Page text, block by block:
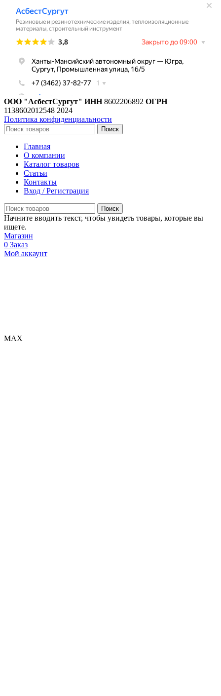
ООО "АсбестСургут" ИНН8602206892 ОГРН
1138602012548 2024
Политика конфиденциальности
Поиск
Главная
О компании
Каталог товаров
Статьи
Контакты
Вход / Регистрация
Поиск
Начните вводить текст, чтобы увидеть товары, которые вы
ищете.
Магазин
0 Заказ
Мой аккаунт
МАХ